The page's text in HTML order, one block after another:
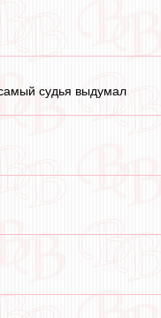
судья выдумал